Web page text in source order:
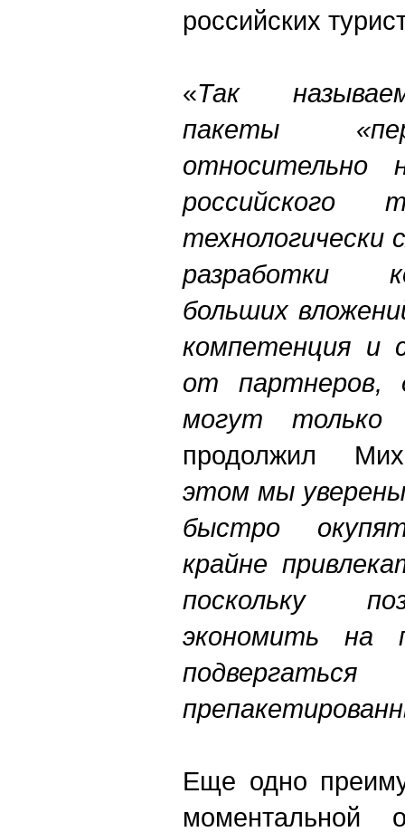
российских
«Так
пакеты
относительно
российского
технологически
разработки
больших
компетенция и
от партнеров,
могут только
продолжил
этом мы
быстро
крайне
поскольку
экономить на
Еще одно
моментальной